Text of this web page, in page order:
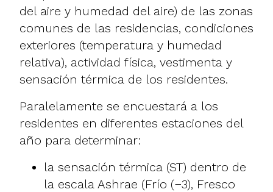
del aire y humedad del aire) de las zonas
comunes de las residencias, condiciones
exteriores (temperatura y humedad
relativa), actividad física, vestimenta y
sensación térmica de los residentes.
Paralelamente se encuestará a los
residentes en diferentes estaciones del
año para determinar:
la sensación térmica (ST) dentro de
la escala Ashrae (Frío (−3), Fresco